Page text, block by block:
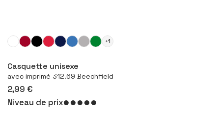
Configurer le produit
+1
Casquette unisexe
avec imprimé 312.69 Beechfield
2,99 €
Niveau de prix